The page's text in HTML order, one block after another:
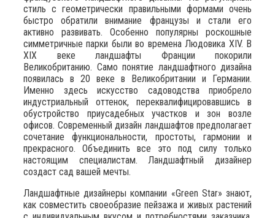
стиль с геометрически правильными формами очень
быстро обратили внимание французы и стали его
активно развивать. Особенно популярны роскошные
симметричные парки были во времена Людовика XIV. В
XIX веке ландшафты Франции покорили
Великобританию. Само понятие ландшафтного дизайна
появилась в 20 веке в Великобритании и Германии.
Именно здесь искусство садоводства приобрело
индустриальный оттенок, переквалифицировавшись в
обустройство приусадебных участков и зон возле
офисов. Современный дизайн ландшафтов предполагает
сочетание функциональности, простоты, гармонии и
прекрасного. Объединить все это под силу только
настоящим специалистам. Ландшафтный дизайнер
создаст сад вашей мечты.
Ландшафтные дизайнеры компании «Green Star» знают,
как совместить своеобразие пейзажа и живых растений